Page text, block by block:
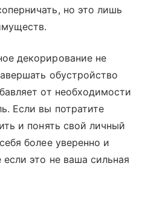
но это лишь
декорирование не
обустройство
от необходимости
Если вы потратите
и понять свой личный
более уверенно и
это не ваша сильная